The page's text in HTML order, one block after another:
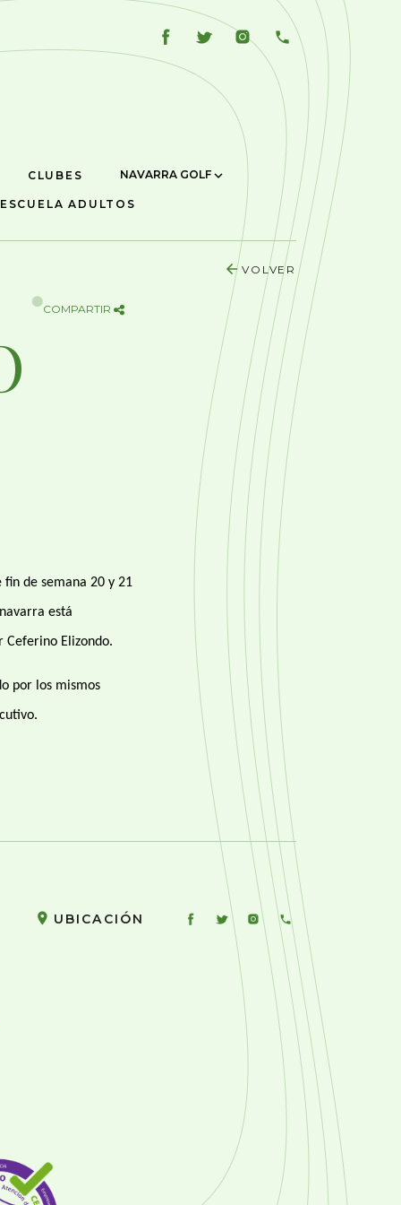
CLUBES NAVARRA GOLF
ESCUELA ADULTOS
VOLVER
COMPARTIR
de semana 20 y 21
está
Ceferino Elizondo.
por los mismos
UBICACIÓN